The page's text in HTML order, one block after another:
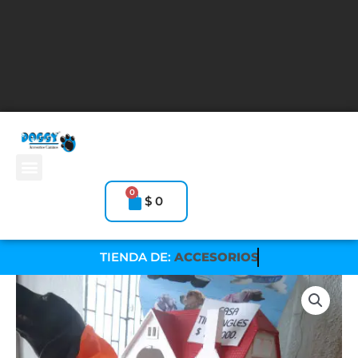
$ 0
0
Carrito
TIENDA DE: ACCESORIOS
Chaleco
EXOTIC
L
cantidad